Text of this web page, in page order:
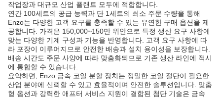
작업장과 대규모 산업 플랜트 모두에 적합합니다.
연간 100세트의 공급 능력과 단 1세트의 최소 주문 수량을 통해
Enzo는 다양한 고객 요구를 충족할 수 있는 유연한 구매 옵션을 제
공합니다. 가격은 150,000~150만 위안으로 특정 생산 요구 사항에
맞는 다양한 기계 구성과 기능을 반영합니다. 고객 요구 사항에 따
라 포장이 이루어지므로 안전한 배송과 설치 용이성을 보장합니다.
배송 시간도 주문 사양에 따라 맞춤화되므로 기존 생산 라인에 적시
에 통합할 수 있습니다.
요약하면, Enzo 금속 코일 분할 장치는 정밀한 코일 절단이 필요한
산업 분야에 신뢰할 수 있고 효율적이며 안전한 솔루션입니다. 맞춤
형 옵션과 강력한 애프터 서비스 지원이 결합된 첨단 기술은 금속